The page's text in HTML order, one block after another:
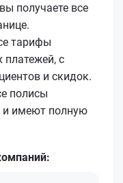
получаете все
тарифы
с
и скидок.
полисы
и имеют полную